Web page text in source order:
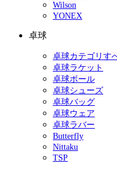
Wilson
YONEX
卓球
卓球カテゴリす
卓球ラケット
卓球ボール
卓球シューズ
卓球バッグ
卓球ウェア
卓球ラバー
Butterfly
Nittaku
TSP